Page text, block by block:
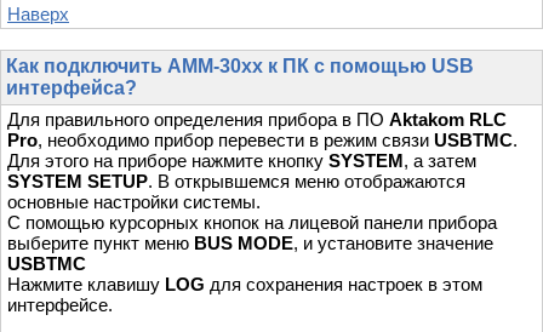
Наверх
Как подключить AMM-30xx к ПК с помощью USB
интерфейса?
Для правильного определения прибора в ПО Aktakom RLC
Pro, необходимо прибор перевести в режим связи USBTMC.
Для этого на приборе нажмите кнопку SYSTEM, а затем
SYSTEM SETUP. В открывшемся меню отображаются
основные настройки системы.
С помощью курсорных кнопок на лицевой панели прибора
выберите пункт меню BUS MODE, и установите значение
USBTMC
Нажмите клавишу LOG для сохранения настроек в этом
интерфейсе.